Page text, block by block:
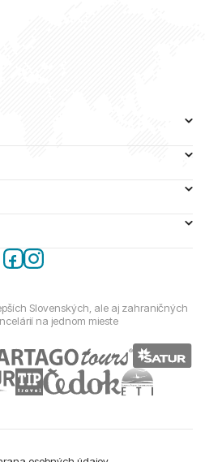
Slovenských, ale aj zahraničných
na jednom mieste